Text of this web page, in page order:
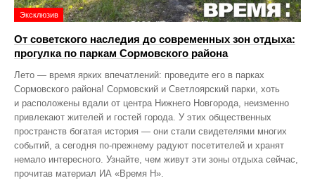
Эксклюзив
От советского наследия до современных зон отдыха:
прогулка по паркам Сормовского района
Лето — время ярких впечатлений: проведите его в парках
Сормовского района! Сормовский и Светлоярский парки, хоть
и расположены вдали от центра Нижнего Новгорода, неизменно
привлекают жителей и гостей города. У этих общественных
пространств богатая история — они стали свидетелями многих
событий, а сегодня по‑прежнему радуют посетителей и хранят
немало интересного. Узнайте, чем живут эти зоны отдыха сейчас,
прочитав материал ИА «Время Н».